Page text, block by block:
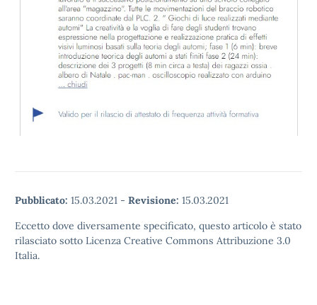
Pubblicato: 15.03.2021 - Revisione: 15.03.2021
Eccetto dove diversamente specificato, questo articolo è stato
rilasciato sotto Licenza Creative Commons Attribuzione 3.0
Italia.